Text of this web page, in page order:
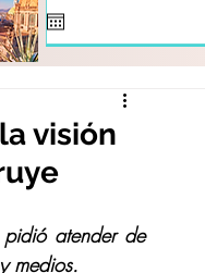
visión
atender de
medios.